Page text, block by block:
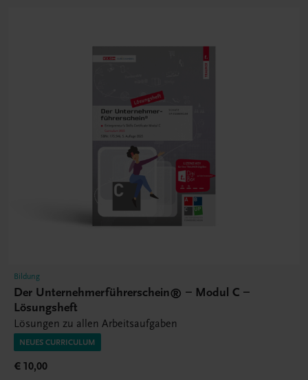
Bildung
Der Unternehmerführerschein® – Modul C –
Lösungsheft
Lösungen zu allen Arbeitsaufgaben
NEUES CURRICULUM
€ 10,00